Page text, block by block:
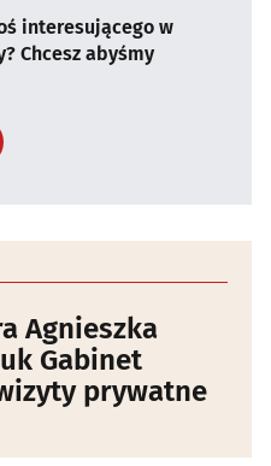
interesującego w
Chcesz abyśmy
Agnieszka
Gabinet
prywatne